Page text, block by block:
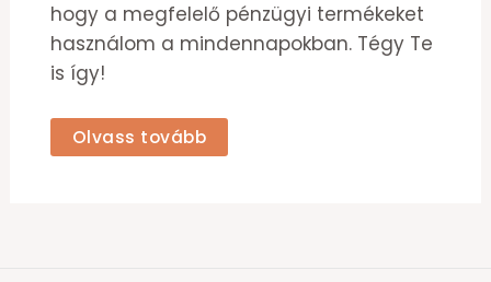
hogy a megfelelő pénzügyi termékeket
használom a mindennapokban. Tégy Te
is így!
Olvass tovább